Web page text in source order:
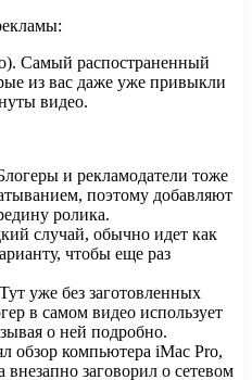
Самый распостраненный
из вас даже уже привыкли
видео.
и рекламодатели тоже
поэтому добавляют
ролика.
случай, обычно идет как
чтобы еще раз
уже без заготовленных
в самом видео использует
о ней подробно.
обзор компьютера iMac Pro,
заговорил о сетевом